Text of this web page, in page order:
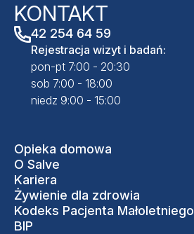
KONTAKT
42 254 64 59
Rejestracja wizyt i badań:
pon-pt 7:00 - 20:30
sob 7:00 - 18:00
niedz 9:00 - 15:00
Opieka domowa
O Salve
Kariera
Żywienie dla zdrowia
Kodeks Pacjenta Małoletniego
BIP